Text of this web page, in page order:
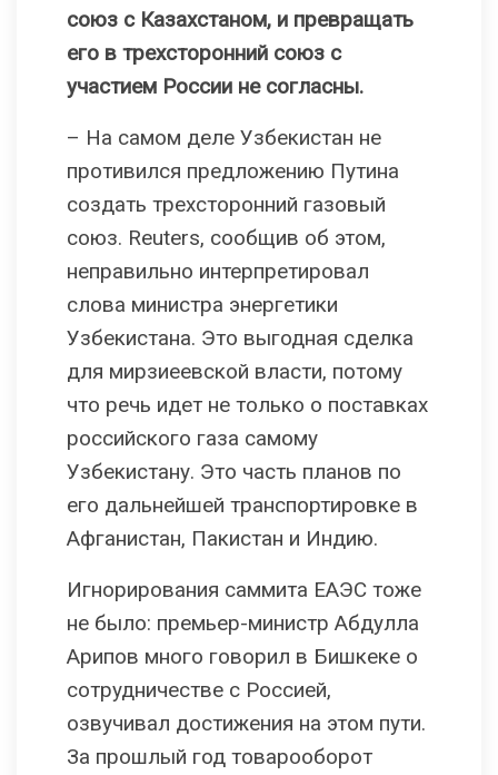
союз с Казахстаном, и превращать
его в трехсторонний союз с
участием России не согласны.
– На самом деле Узбекистан не
противился предложению Путина
создать трехсторонний газовый
союз. Reuters, сообщив об этом,
неправильно интерпретировал
слова министра энергетики
Узбекистана. Это выгодная сделка
для мирзиеевской власти, потому
что речь идет не только о поставках
российского газа самому
Узбекистану. Это часть планов по
его дальнейшей транспортировке в
Афганистан, Пакистан и Индию.
Игнорирования саммита ЕАЭС тоже
не было: премьер-министр Абдулла
Арипов много говорил в Бишкеке о
сотрудничестве с Россией,
озвучивал достижения на этом пути.
За прошлый год товарооборот